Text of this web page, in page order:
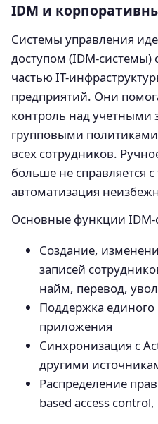
IDM и
Системы управления
доступом (IDM-
частью IT-
предприятий. Они
контроль над учетными
групповыми
всех сотрудников.
больше не
автоматизация
Основные функции IDM-
Создание,
записей
найм, перевод,
Поддержка единого
приложения
Синхронизация с
другими
Распределение
based access control,